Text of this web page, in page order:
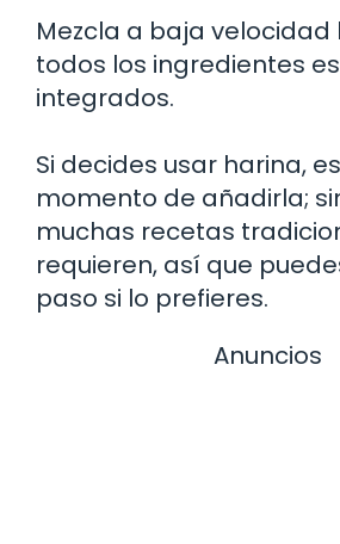
Mezcla a baja velocidad
todos los ingredientes
integrados.
Si decides usar harina,
momento de añadirla;
muchas recetas
requieren, así que
paso si lo prefieres.
Anuncios